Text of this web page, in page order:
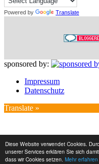
Diese Website verwendet Cookies.
unserer Services erklären Sie sich
dass wir Cookies setzen. Mehr erfahren
Powered by Translate
sponsored by:
Impressum
Datenschutz
Translate »